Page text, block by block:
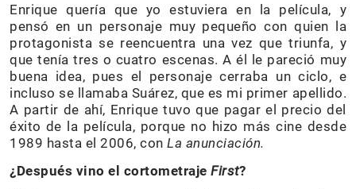
Enrique quería que yo estuviera en la película, y
pensó en un personaje muy pequeño con quien la
protagonista se reencuentra una vez que triunfa, y
que tenía tres o cuatro escenas. A él le pareció muy
buena idea, pues el personaje cerraba un ciclo, e
incluso se llamaba Suárez, que es mi primer apellido.
A partir de ahí, Enrique tuvo que pagar el precio del
éxito de la película, porque no hizo más cine desde
1989 hasta el 2006, con La anunciación.
¿Después vino el cortometraje First?